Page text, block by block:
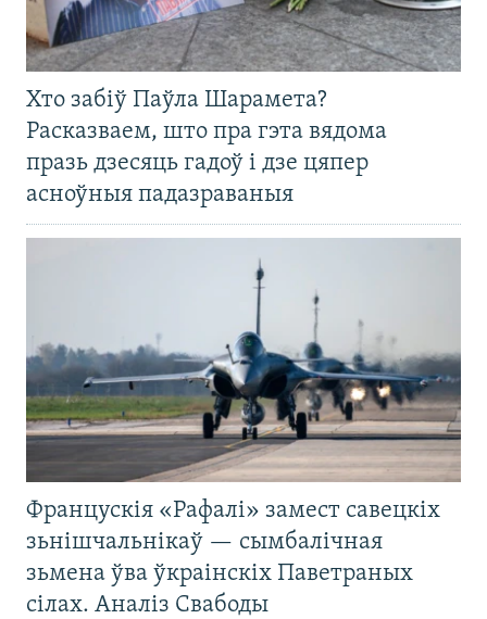
Хто забіў Паўла Шарамета?
Расказваем, што пра гэта вядома
празь дзесяць гадоў і дзе цяпер
асноўныя падазраваныя
Францускія «Рафалі» замест савецкіх
зьнішчальнікаў — сымбалічная
зьмена ўва ўкраінскіх Паветраных
сілах. Аналіз Свабоды